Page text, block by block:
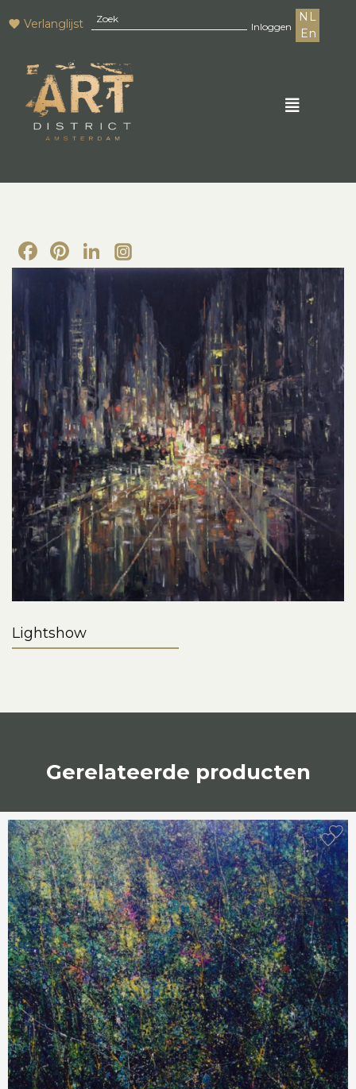
Verlanglijst Inloggen
NL
En
Facebook
Pinterest
LinkedIn
Lightshow
Gerelateerde producten